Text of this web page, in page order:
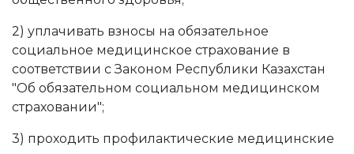
2) уплачивать взносы на обязательное
социальное медицинское страхование в
соответствии с Законом Республики Казахстан
"Об обязательном социальном медицинском
страховании";
3) проходить профилактические медицинские